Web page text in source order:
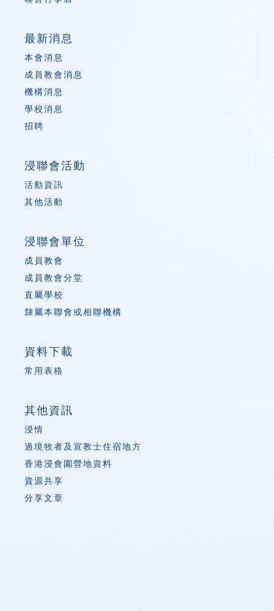
最新消息
本會消息
成員教會消息
機構消息
學校消息
招聘
浸聯會活動
活動資訊
其他活動
浸聯會單位
成員教會
成員教會分堂
直屬學校
隸屬本聯會或相聯機構
資料下載
常用表格
其他資訊
浸情
過境牧者及宣教士住宿地方
香港浸會園營地資料
資源共享
分享文章